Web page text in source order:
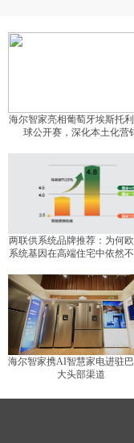
海尔智家亮相葡萄牙埃斯托
球公开赛，深化本土化营
两联供系统品牌推荐：为何
系统基因在高端住宅中依然
海尔智家携AI智慧家电进驻
大头部渠道